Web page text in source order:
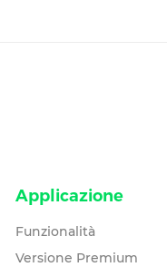
Applicazione
Funzionalità
Versione Premium